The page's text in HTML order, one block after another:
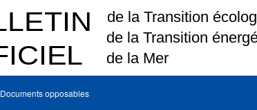
Documents opposables